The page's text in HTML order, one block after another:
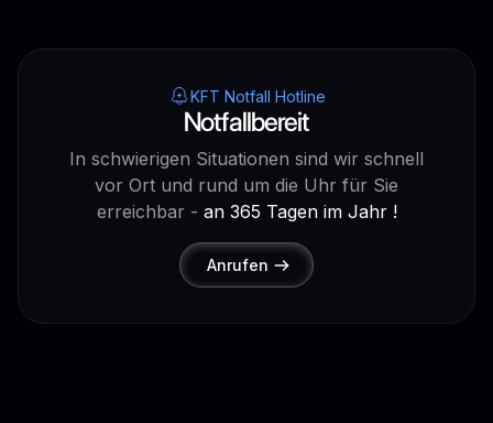
KFT Notfall Hotline
Notfallbereit
In schwierigen Situationen sind wir schnell
vor Ort und rund um die Uhr für Sie
erreichbar - an 365 Tagen im Jahr !
Anrufen